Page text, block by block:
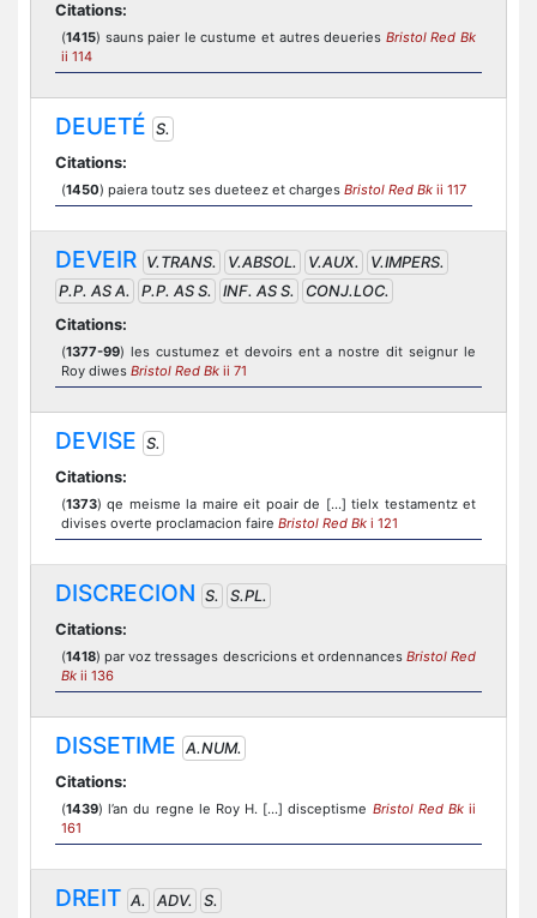
Citations:
(1415) sauns paier le custume et autres deueries Bristol Red Bk
ii 114
DEUETÉ S.
Citations:
(1450) paiera toutz ses dueteez et charges Bristol Red Bk ii 117
DEVEIR V.TRANS. V.ABSOL. V.AUX.
V.IMPERS.
P.P. AS A.
P.P. AS S. INF. AS S.
CONJ.LOC.
Citations:
(1377-99) les custumez et devoirs ent a nostre dit seignur le
Roy diwes Bristol Red Bk ii 71
DEVISE S.
Citations:
(1373) qe meisme la maire eit poair de [...] tielx testamentz et
divises overte proclamacion faire Bristol Red Bk i 121
DISCRECION S.
S.PL.
Citations:
(1418) par voz tressages descricions et ordennances Bristol Red
Bk ii 136
DISSETIME A.NUM.
Citations:
(1439) l’an du regne le Roy H. [...] disceptisme Bristol Red Bkii
161
DREIT A. ADV.
S.